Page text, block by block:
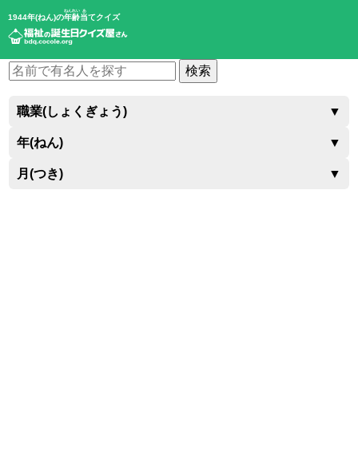
1944年(ねん)の年齢
ねんれい
当
あ
てクイズ
検索
職業(しょくぎょう) ▼
年(ねん) ▼
月(つき) ▼